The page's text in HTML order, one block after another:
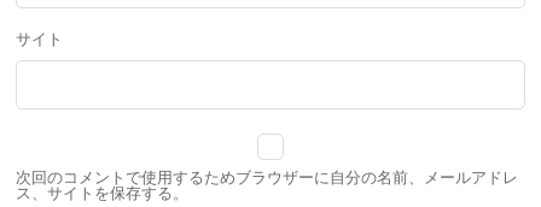
サイト
次回のコメントで使用するためブラウザーに自分の名前、メールアドレ
ス、サイトを保存する。